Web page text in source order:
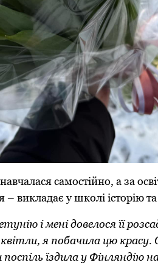
самостійно, а за
викладає у школі історію
і мені довелося її
я побачила цю
їздила у Фінляндію